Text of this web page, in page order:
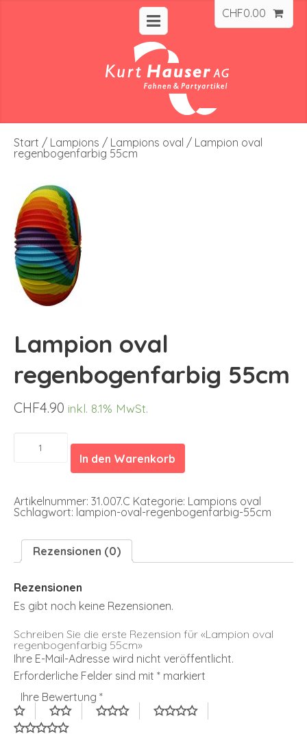
CHF0.00
Start / Lampions / Lampions oval / Lampion oval
regenbogenfarbig 55cm
Lampion oval
regenbogenfarbig 55cm
CHF4.90 inkl. 8.1% MwSt.
Lampion
regenbogenfarbigIn den Warenkorb
Artikelnummer: 31.007.C Kategorie: Lampions oval
Schlagwort: lampion-oval-regenbogenfarbig-55cm
Rezensionen (0)
Rezensionen
Es gibt noch keine Rezensionen.
Schreiben Sie die erste Rezension für «Lampion oval
regenbogenfarbig 55cm»
Ihre E-Mail-Adresse wird nicht veröffentlicht.
Erforderliche Felder sind mit * markiert
Ihre Bewertung *